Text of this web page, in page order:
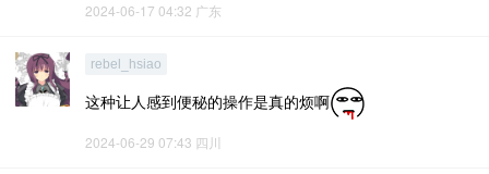
2024-06-17 04:32 广东
rebel_hsiao
这种让人感到便秘的操作是真的烦啊
2024-06-29 07:43 四川